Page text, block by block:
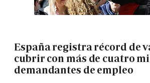
España registra récord de
cubrir con más de cuatro
demandantes de empleo